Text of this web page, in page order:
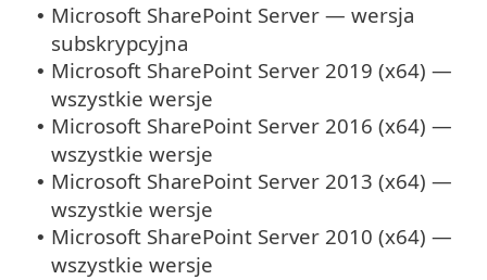
• Microsoft SharePoint Server — wersja
subskrypcyjna
• Microsoft SharePoint Server 2019 (x64) —
wszystkie wersje
• Microsoft SharePoint Server 2016 (x64) —
wszystkie wersje
• Microsoft SharePoint Server 2013 (x64) —
wszystkie wersje
• Microsoft SharePoint Server 2010 (x64) —
wszystkie wersje